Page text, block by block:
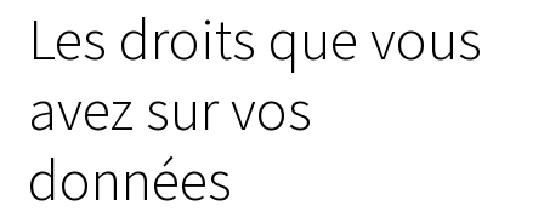
Les droits que vous
avez sur vos
données